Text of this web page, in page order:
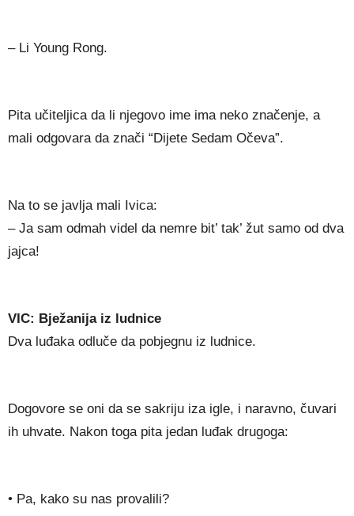
– Li Young Rong.
Pita učiteljica da li njegovo ime ima neko značenje, a
mali odgovara da znači “Dijete Sedam Očeva”.
Na to se javlja mali Ivica:
– Ja sam odmah videl da nemre bit’ tak’ žut samo od dva
jajca!
VIC: Bježanija iz ludnice
Dva luđaka odluče da pobjegnu iz ludnice.
Dogovore se oni da se sakriju iza igle, i naravno, čuvari
ih uhvate. Nakon toga pita jedan luđak drugoga:
• Pa, kako su nas provalili?